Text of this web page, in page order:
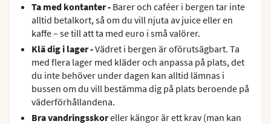
Ta med kontanter - Barer och caféer i bergen tar inte
alltid betalkort, så om du vill njuta av juice eller en
kaffe – se till att ta med euro i små valörer.
Klä dig i lager -Vädret i bergen är oförutsägbart. Ta
med flera lager med kläder och anpassa på plats, det
du inte behöver under dagen kan alltid lämnas i
bussen om du vill bestämma dig på plats beroende på
väderförhållandena.
Bra vandringsskoreller kängor är ett krav (man kan